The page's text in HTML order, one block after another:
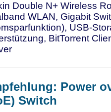
Double N+ Wireless
WLAN, Gigabit
USB-
BitTorrent
Power
Switch